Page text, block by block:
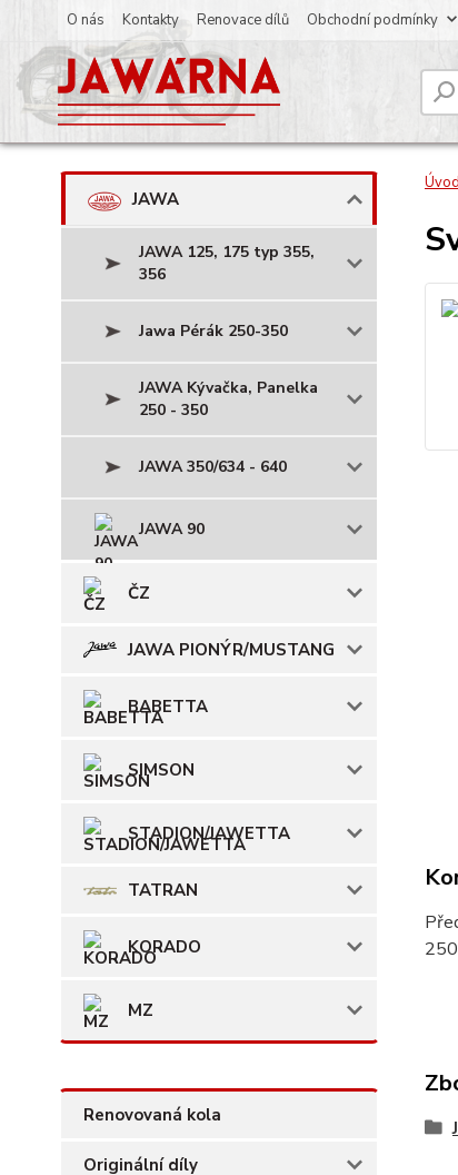
O nás Kontakty Renovace dílů Obchodní podmínky
JAWA
JAWA 125, 175 typ 355,
356
Jawa Pérák 250-350
JAWA Kývačka, Panelka
250 - 350
JAWA 350/634 - 640
JAWA 90
ČZ
JAWA PIONÝR/MUSTANG
BABETTA
SIMSON
STADION/JAWETTA
TATRAN
KORADO
MZ
Renovovaná kola
Originální díly
Úvod